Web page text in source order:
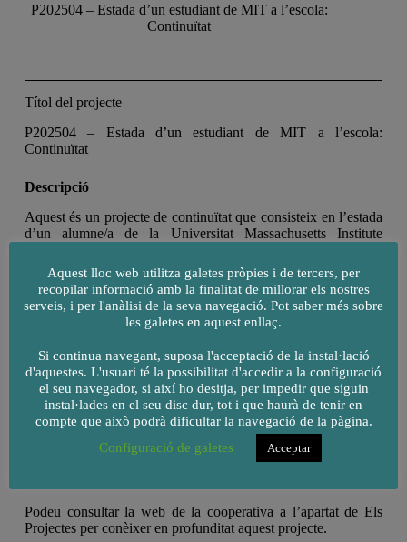
P202504 – Estada d’un estudiant de MIT a l’escola:
Continuïtat
Títol del projecte
P202504 – Estada d’un estudiant de MIT a l’escola:
Continuïtat
Descripció
Aquest és un projecte de continuïtat que consisteix en l’estada
d’un alumne/a de la Universitat Massachusetts Institute
reconeguda a escala mundial, i de les seves aules han sortit
fins a 78 premis Novel o invents com el GPS, FAX… o
l’omnipresent World Wide Web.
motivar i estimular als nostres alumnes en el camp de la
innovació i la ciència a través de metodologies actives i
creatives importades d’una de les universitats més prestigioses
dels Estats Units i del món.
Aquest projecte és una motivació a tots els nostres infants des
de P3 fins a batxillerat, ja que l’alumne li parla en anglès i el
Podeu consultar la web de la cooperativa a l’apartat de Els
Projectes per conèixer en profunditat aquest projecte.
Aquest lloc web utilitza galetes pròpies i de tercers, per
recopilar informació amb la finalitat de millorar els nostres
serveis, i per l'anàlisi de la seva navegació. Pot saber més sobre
les galetes en aquest enllaç.
Si continua navegant, suposa l'acceptació de la instal·lació
d'aquestes. L'usuari té la possibilitat d'accedir a la configuració
el seu navegador, si així ho desitja, per impedir que siguin
instal·lades en el seu disc dur, tot i que haurà de tenir en
compte que això podrà dificultar la navegació de la pàgina.
Configuració de galetes
Acceptar